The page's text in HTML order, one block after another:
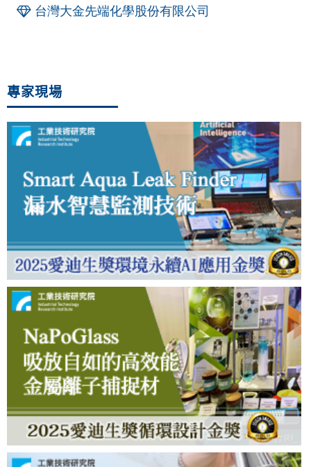
台灣大金先端化學股份有限公司
專家現場